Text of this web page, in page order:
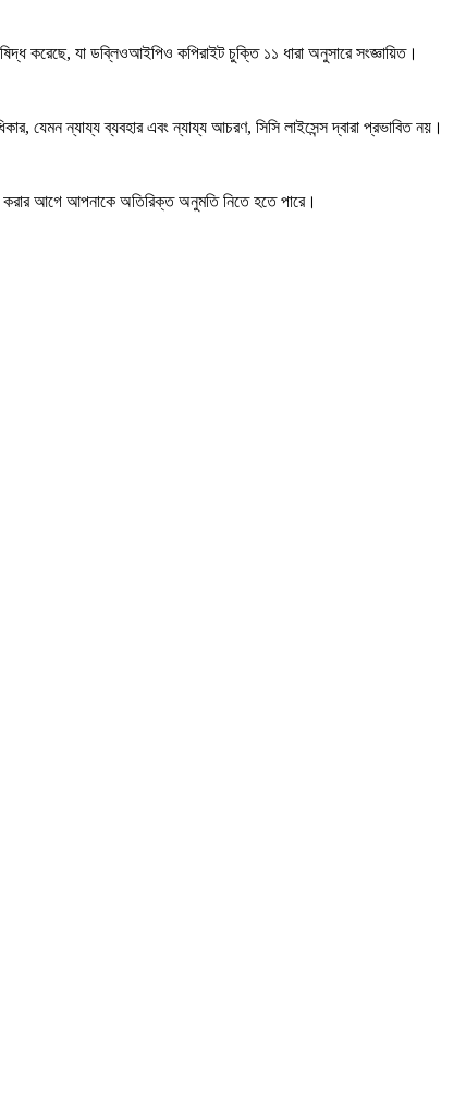
করেছে, যা ডব্লিওআইপিও কপিরাইট চুক্তি ১১ ধারা অনুসারে সংজ্ঞায়িত।
যেমন ন্যায্য ব্যবহার এবং ন্যায্য আচরণ, সিসি লাইসেন্স দ্বারা প্রভাবিত নয়।
আগে আপনাকে অতিরিক্ত অনুমতি নিতে হতে পারে।